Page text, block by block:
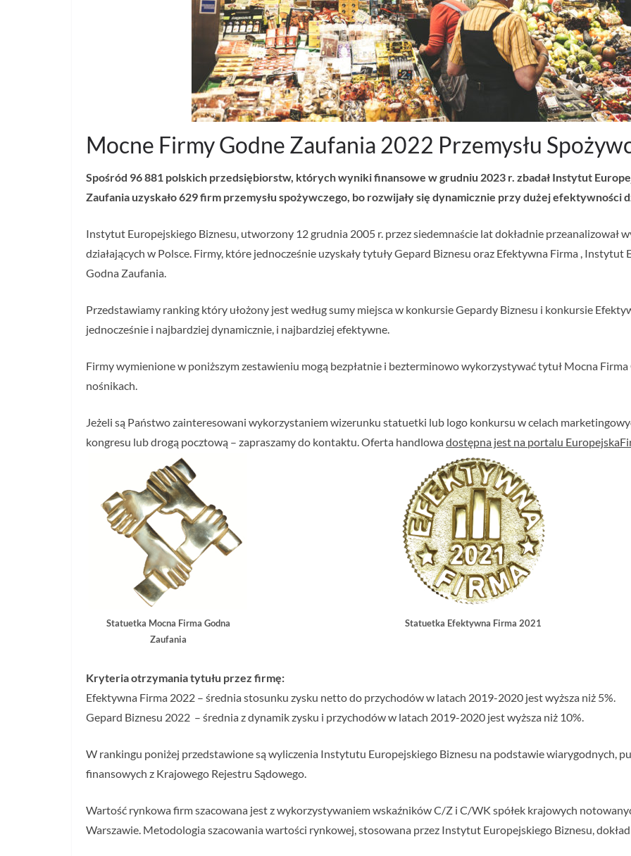
Mocne Firmy Godne Zaufania 2022 Przemysłu
Spośród 96 881 polskich przedsiębiorstw, których wyniki finansowe w grudniu 2023 r. zbadał Instytut
Zaufania uzyskało 629 firm przemysłu spożywczego, bo rozwijały się dynamicznie przy dużej efektywności
Instytut Europejskiego Biznesu, utworzony 12 grudnia 2005 r. przez siedemnaście lat dokładnie przeanalizował
działających w Polsce. Firmy, które jednocześnie uzyskały tytuły Gepard Biznesu oraz Efektywna Firma ,
Godna Zaufania.
Przedstawiamy ranking który ułożony jest według sumy miejsca w konkursie Gepardy Biznesu i konkursie
jednocześnie i najbardziej dynamicznie, i najbardziej efektywne.
Firmy wymienione w poniższym zestawieniu mogą bezpłatnie i bezterminowo wykorzystywać tytuł Mocna
nośnikach.
Jeżeli są Państwo zainteresowani wykorzystaniem wizerunku statuetki lub logo konkursu w celach
kongresu lub drogą pocztową – zapraszamy do kontaktu. Oferta handlowadostępna jest na portalu
Statuetka Mocna Firma Godna
Zaufania
Statuetka Efektywna Firma 2021
Kryteria otrzymania tytułu przez firmę:
Efektywna Firma 2022 – średnia stosunku zysku netto do przychodów w latach 2019-2020 jest wyższa niż 5%.
Gepard Biznesu 2022 – średnia z dynamik zysku i przychodów w latach 2019-2020 jest wyższa niż 10%.
W rankingu poniżej przedstawione są wyliczenia Instytutu Europejskiego Biznesu na podstawie wiarygodnych,
finansowych z Krajowego Rejestru Sądowego.
Wartość rynkowa firm szacowana jest z wykorzystywaniem wskaźników C/Z i C/WK spółek krajowych
Warszawie. Metodologia szacowania wartości rynkowej, stosowana przez Instytut Europejskiego Biznesu,